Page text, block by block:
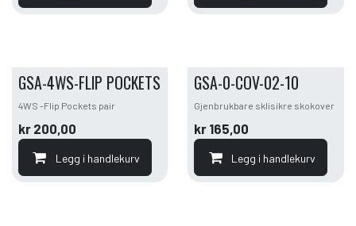
GSA-4WS-FLIP POCKETS
4WS -Flip Pockets pair
kr 200,00
Legg i handlekurv
GSA-0-COV-02-10
Gjenbrukbare sklisikre skokover
kr 165,00
Legg i handlekurv